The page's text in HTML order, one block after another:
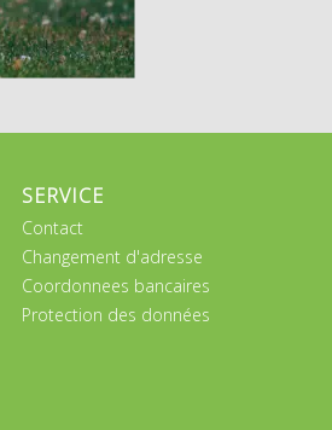
SERVICE
Contact
Changement d'adresse
Coordonnees bancaires
Protection des données